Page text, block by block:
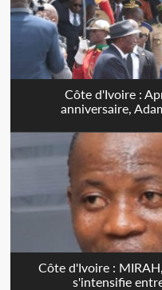
Côte d'Ivoire :
anniversaire,
Côte d'Ivoire :
s'intensifie